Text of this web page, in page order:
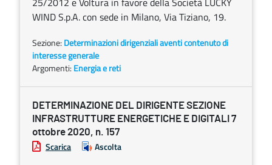
WIND S.p.A. con sede in Milano, Via Tiziano, 19.
Sezione: Determinazioni dirigenziali aventi contenuto di
interesse generale
Argomenti: Energia e reti
DETERMINAZIONE DEL DIRIGENTE SEZIONE
INFRASTRUTTURE ENERGETICHE E DIGITALI 7
ottobre 2020, n. 157
Scarica Ascolta